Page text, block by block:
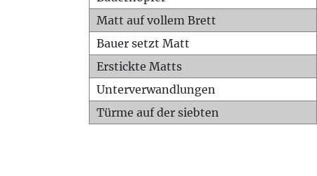
Matt auf vollem Brett
Bauer setzt Matt
Erstickte Matts
Unterverwandlungen
Türme auf der siebten